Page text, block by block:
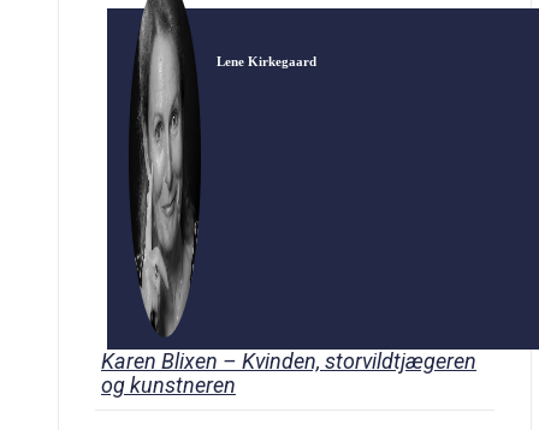
Lene Kirkegaard
Karen Blixen – Kvinden, storvildtjægeren
og kunstneren